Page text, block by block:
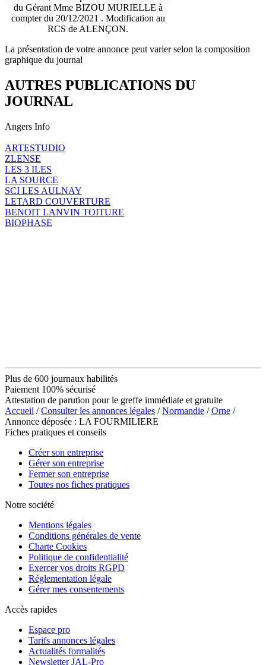
du Gérant Mme BIZOU MURIELLE à
compter du 20/12/2021 . Modification au
RCS de ALENÇON.
La présentation de votre annonce peut varier selon la composition
graphique du journal
AUTRES PUBLICATIONS DU
JOURNAL
Angers Info
ARTESTUDIO
ZLENSE
LES 3 ILES
LA SOURCE
SCI LES AULNAY
LETARD COUVERTURE
BENOIT LANVIN TOITURE
BIOPHASE
Plus de 600 journaux habilités
Paiement 100% sécurisé
Attestation de parution pour le greffe immédiate et gratuite
Accueil /Consulter les annonces légales /Normandie /Orne /
Annonce déposée : LA FOURMILIERE
Fiches pratiques et conseils
Créer son entreprise
Gérer son entreprise
Fermer son entreprise
Toutes nos fiches pratiques
Notre société
Mentions légales
Conditions générales de vente
Charte Cookies
Politique de confidentialité
Exercer vos droits RGPD
Réglementation légale
Gérer mes consentements
Accès rapides
Espace pro
Tarifs annonces légales
Actualités formalités
Newsletter JAL-Pro